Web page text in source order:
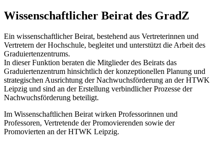
Wissenschaftlicher Beirat des GradZ
Ein wissenschaftlicher Beirat, bestehend aus Ver­treterinnen und
Vertretern der Hochschule, begleitet und unterstützt die Arbeit des
Graduiertenzentrums.
In dieser Funktion beraten die Mitglieder des Beirats das
Graduiertenzentrum hinsichtlich der konzeptionellen Planung und
strategischen Ausrichtung der Nachwuchsförderung an der HTWK
Leipzig und sind an der Erstellung verbindlicher Prozesse der
Nachwuchsförderung beteiligt.
Im Wissenschaftlichen Beirat wirken Professorinnen und
Professoren, Vertretende der Promovierenden sowie der
Promovierten an der HTWK Leipzig.